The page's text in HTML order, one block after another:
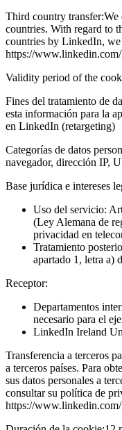
Third country transfer:We
countries. With regard to
countries by LinkedIn,
https://
Validity period of the
Fines del tratamiento de
esta información para la
en LinkedIn (retargeting)
Categorías de datos
navegador, dirección IP,
Base jurídica e intereses
Uso del servicio:
(Ley Alemana de
privacidad en
Tratamiento
apartado 1, letra a)
Receptor:
Departamentos
necesario para el
LinkedIn Ireland
Transferencia a terceros
a terceros países. Para
sus datos personales a
consultar su política de
https://